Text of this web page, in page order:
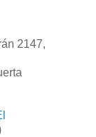
2147,